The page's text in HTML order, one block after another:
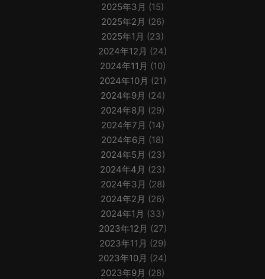
2025年3月 (15)
2025年2月 (26)
2025年1月 (23)
2024年12月 (24)
2024年11月 (10)
2024年10月 (21)
2024年9月 (24)
2024年8月 (29)
2024年7月 (14)
2024年6月 (18)
2024年5月 (23)
2024年4月 (23)
2024年3月 (28)
2024年2月 (26)
2024年1月 (33)
2023年12月 (27)
2023年11月 (29)
2023年10月 (24)
2023年9月 (28)